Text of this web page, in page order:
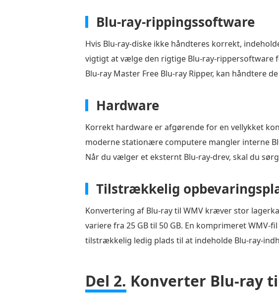
Blu-ray-rippingssoftware
Hvis Blu-ray-diske ikke håndteres korrekt,
vigtigt at vælge den rigtige Blu-ray-rippersoftware
Blu-ray Master Free Blu-ray Ripper, kan håndtere
Hardware
Korrekt hardware er afgørende for en vellykket
moderne stationære computere mangler interne
Når du vælger et eksternt Blu-ray-drev, skal du
Tilstrækkelig
Konvertering af Blu-ray til WMV kræver stor
variere fra 25 GB til 50 GB. En komprimeret WMV-
tilstrækkelig ledig plads til at indeholde Blu-ray-
Del 2. Konverter Blu-ray